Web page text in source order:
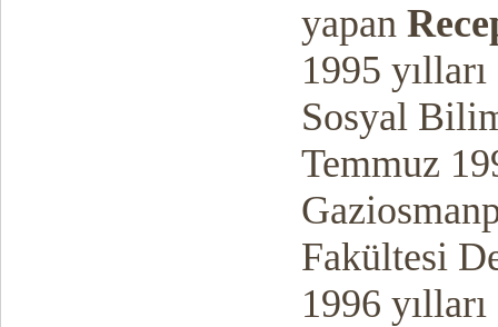
yapan
1995
Sosyal
Temmuz
Fakültesi
1996